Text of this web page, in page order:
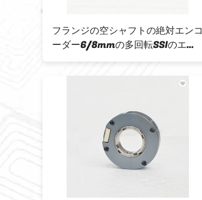
フランジの空シャフトの絶対エンコ
ーダー6/8mmの多回転SSIのエン
コーダーMPN35のサーボ モーター